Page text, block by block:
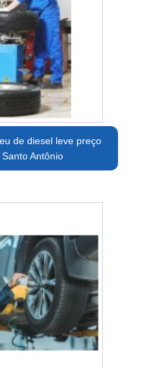
de diesel leve preço
Antônio